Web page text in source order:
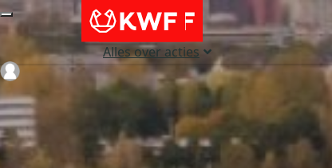
Alles over acties
Login